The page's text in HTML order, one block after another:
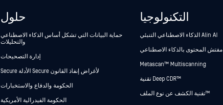
حلول
حماية البيانات التي تشكل أساس الذكاء الاصطناعي
والتحليلات
إدارة التصحيحات
Secure الأدلة Secure لأغراض إنفاذ القانون
الحكومة والدفاع والاستخبارات
الحكومة الفيدرالية الأمريكية
التكنولوجيا
الذكاء الاصطناعي التنبئي Alin AI
مفتش المحتوى بالذكاء الاصطناعي
Metascan™ Multiscanning
تقنية Deep CDR™
تقنية الكشف عن نوع الملف™